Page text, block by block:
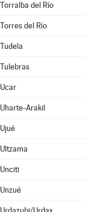
Torralba del Río
Torres del Río
Tudela
Tulebras
Ucar
Uharte-Arakil
Ujué
Ultzama
Unciti
Unzué